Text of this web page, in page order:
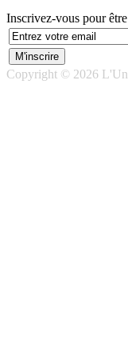
Inscrivez-vous pour
Copyright © 2026